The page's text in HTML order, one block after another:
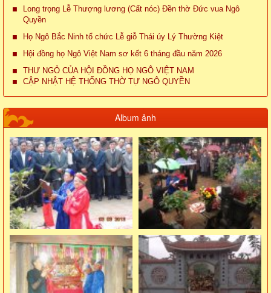
Long trọng Lễ Thượng lương (Cất nóc) Đền thờ Đức vua Ngô
Quyền
Họ Ngô Bắc Ninh tổ chức Lễ giỗ Thái úy Lý Thường Kiệt
Hội đồng họ Ngô Việt Nam sơ kết 6 tháng đầu năm 2026
THƯ NGỎ CỦA HỘI ĐỒNG HỌ NGÔ VIỆT NAM
CẬP NHẬT HỆ THỐNG THỜ TỰ NGÔ QUYỀN
Album ảnh